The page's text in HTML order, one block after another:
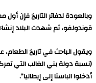
وبالعودة لدفاتر التاريخ فإن
قوندولفو، ثم شهدت البلاد
ويقول الباحث في تاريخ الطعام،
(نسبة دولة بني الغالب التي
أدخلوا الباستا إلى إيطاليا”.